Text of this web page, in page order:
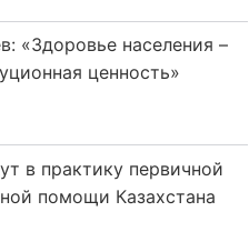
«Здоровье населения –
ценность»
в практику первичной
помощи Казахстана